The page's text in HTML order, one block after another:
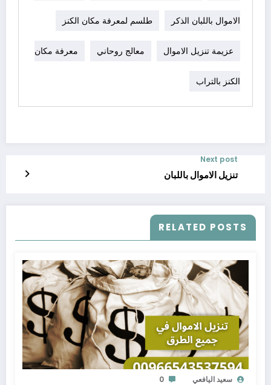
الاموال باللبان الذكر طلسم لمعرفة مكان الكنز
عزيمة تنزيل الاموال معالج روحاني معرفة مكان
الكنز بالتراب
Next post
تنزيل الاموال باللبان
RELATED POSTS
سعيد اليافعي 0